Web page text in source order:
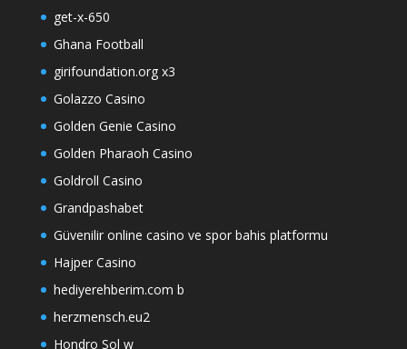
get-x-650
Ghana Football
girifoundation.org x3
Golazzo Casino
Golden Genie Casino
Golden Pharaoh Casino
Goldroll Casino
Grandpashabet
Güvenilir online casino ve spor bahis platformu
Hajper Casino
hediyerehberim.com b
herzmensch.eu2
Hondro Sol w